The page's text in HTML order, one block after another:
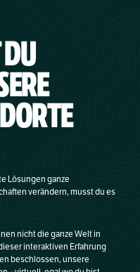
Lösungen ganze
verändern, musst du es
nicht die ganze Welt in
interaktiven Erfahrung
beschlossen, unsere